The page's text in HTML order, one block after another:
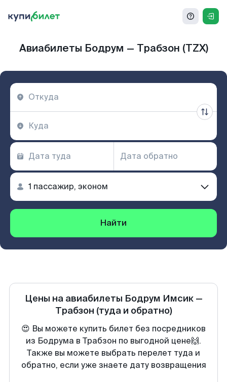
Авиабилеты Бодрум — Трабзон (TZX)
Найти
Цены на авиабилеты Бодрум Имсик—
Трабзон (туда и обратно)
😍 Вы можете купить билет без посредников
из Бодрума в Трабзон по выгодной цене🙌.
Также вы можете выбрать перелет туда и
обратно, если уже знаете дату возвращения